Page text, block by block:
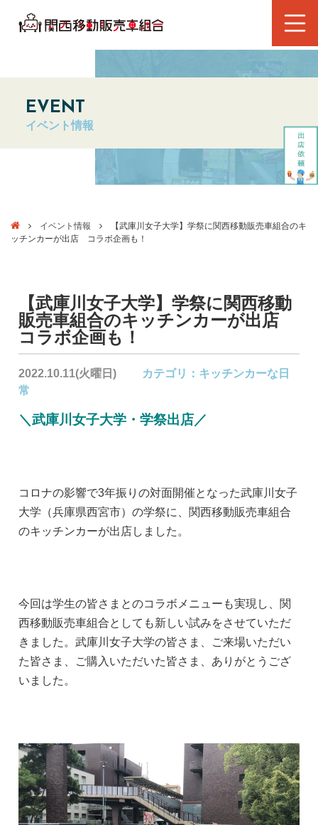
EVENT
イベント情報
イベント情報
【武庫川女子大学】学祭に関西移動販売車組合のキ
ッチンカーが出店 コラボ企画も！
【武庫川女子大学】学祭に関西移動
販売車組合のキッチンカーが出店
コラボ企画も！
2022.10.11(火曜日) カテゴリ： キッチンカーな日
常
＼武庫川女子大学・学祭出店／
コロナの影響で3年振りの対面開催となった武庫川女子
大学（兵庫県西宮市）の学祭に、関西移動販売車組合
のキッチンカーが出店しました。
今回は学生の皆さまとのコラボメニューも実現し、関
西移動販売車組合としても新しい試みをさせていただ
きました。武庫川女子大学の皆さま、ご来場いただい
た皆さま、ご購入いただいた皆さま、ありがとうござ
いました。